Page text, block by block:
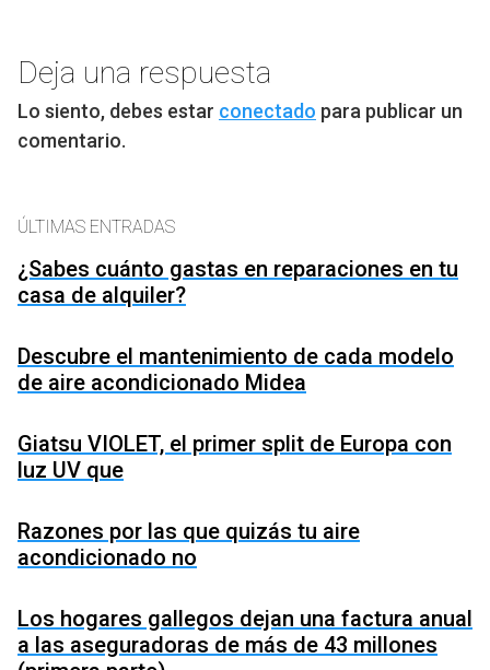
Deja una respuesta
Lo siento, debes estar conectado para publicar un
comentario.
ÚLTIMAS ENTRADAS
¿Sabes cuánto gastas en reparaciones en tu
casa de alquiler?
Descubre el mantenimiento de cada modelo
de aire acondicionado Midea
Giatsu VIOLET, el primer split de Europa con
luz UV que
Razones por las que quizás tu aire
acondicionado no
Los hogares gallegos dejan una factura anual
a las aseguradoras de más de 43 millones